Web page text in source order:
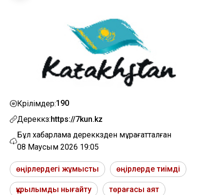
Көрілімдер:190
Дереккөз:https://7kun.kz
Бұл хабарлама дереккөзден мұрағатталған
08 Маусым 2026 19:05
өңірлердегі жұмысты өңірлерде тиімді
құрылымды нығайту төрағасы аят